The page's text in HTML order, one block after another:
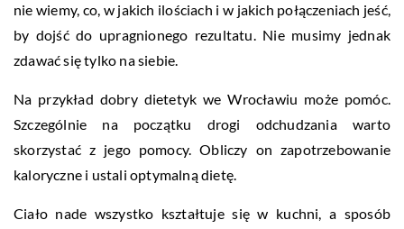
nie wiemy, co, w jakich ilościach i w jakich połączeniach jeść,
by dojść do upragnionego rezultatu. Nie musimy jednak
zdawać się tylko na siebie.
Na przykład dobry dietetyk we Wrocławiu może pomóc.
Szczególnie na początku drogi odchudzania warto
skorzystać z jego pomocy. Obliczy on zapotrzebowanie
kaloryczne i ustali optymalną dietę.
Ciało nade wszystko kształtuje się w kuchni, a sposób